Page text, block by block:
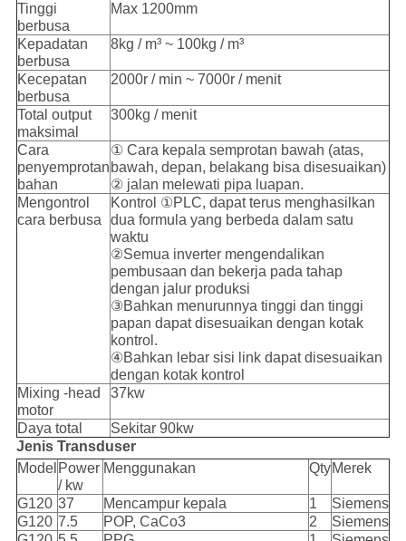
Tinggi
berbusa
Max 1200mm
Kepadatan
berbusa
8kg / m³ ~ 100kg / m³
Kecepatan
berbusa
2000r / min ~ 7000r / menit
Total output
maksimal
300kg / menit
Cara
penyemprotan
bahan
① Cara kepala semprotan bawah (atas,
bawah, depan, belakang bisa disesuaikan)
② jalan melewati pipa luapan.
Mengontrol
cara berbusa
Kontrol ①PLC, dapat terus menghasilkan
dua formula yang berbeda dalam satu
waktu
②Semua inverter mengendalikan
pembusaan dan bekerja pada tahap
dengan jalur produksi
③Bahkan menurunnya tinggi dan tinggi
papan dapat disesuaikan dengan kotak
kontrol.
④Bahkan lebar sisi link dapat disesuaikan
dengan kotak kontrol
Mixing -head
motor
37kw
Daya total
Sekitar 90kw
Jenis Transduser
Model Power
/ kw
Menggunakan QtyMerek
G120 37 Mencampur kepala 1
Siemens
G120 7.5 POP, CaCo3 2
Siemens